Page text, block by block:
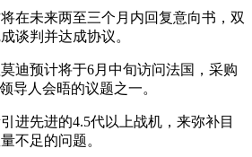
在未来两至三个月内回复意向书，双
谈判并达成协议。
迪预计将于6月中旬访问法国，采购
导人会晤的议题之一。
进先进的4.5代以上战机，来弥补目
不足的问题。